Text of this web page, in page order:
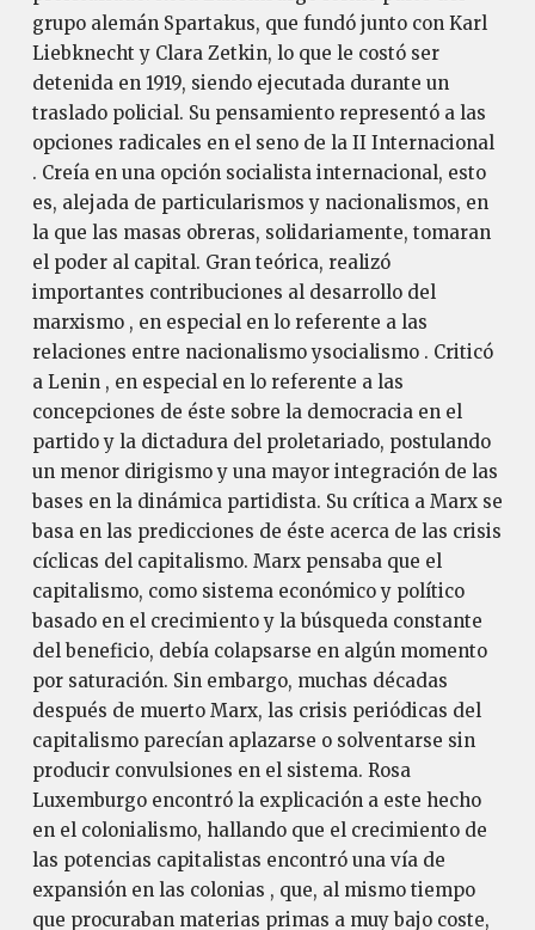
grupo alemán Spartakus, que fundó junto con Karl
Liebknecht y Clara Zetkin, lo que le costó ser
detenida en 1919, siendo ejecutada durante un
traslado policial. Su pensamiento representó a las
opciones radicales en el seno de la II Internacional
. Creía en una opción socialista internacional, esto
es, alejada de particularismos y nacionalismos, en
la que las masas obreras, solidariamente, tomaran
el poder al capital. Gran teórica, realizó
importantes contribuciones al desarrollo del
marxismo , en especial en lo referente a las
relaciones entre nacionalismo ysocialismo . Criticó
a Lenin , en especial en lo referente a las
concepciones de éste sobre la democracia en el
partido y la dictadura del proletariado, postulando
un menor dirigismo y una mayor integración de las
bases en la dinámica partidista. Su crítica a Marx se
basa en las predicciones de éste acerca de las crisis
cíclicas del capitalismo. Marx pensaba que el
capitalismo, como sistema económico y político
basado en el crecimiento y la búsqueda constante
del beneficio, debía colapsarse en algún momento
por saturación. Sin embargo, muchas décadas
después de muerto Marx, las crisis periódicas del
capitalismo parecían aplazarse o solventarse sin
producir convulsiones en el sistema. Rosa
Luxemburgo encontró la explicación a este hecho
en el colonialismo, hallando que el crecimiento de
las potencias capitalistas encontró una vía de
expansión en las colonias , que, al mismo tiempo
que procuraban materias primas a muy bajo coste,